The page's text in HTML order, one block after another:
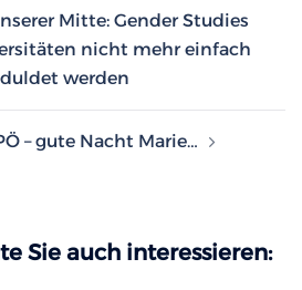
Mitte: Gender Studies
nicht mehr einfach
werden
– gute Nacht Marie…
Sie auch interessieren: